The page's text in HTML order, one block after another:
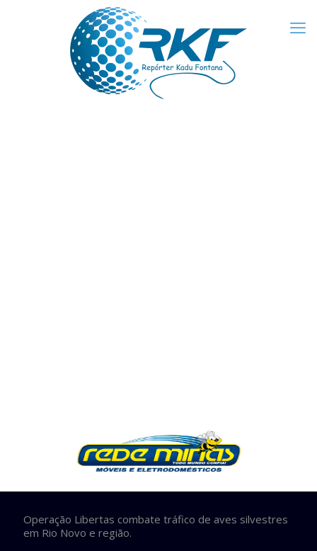
Operação Libertas combate tráfico de aves silvestres
em Rio Novo e região.